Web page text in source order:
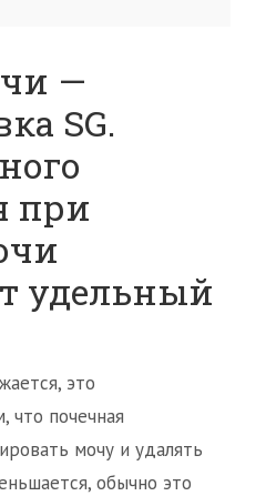
—
SG.
при
удельный
это
что почечная
мочу и удалять
обычно это